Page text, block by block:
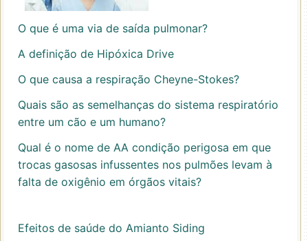
O que é uma via de saída pulmonar?
A definição de Hipóxica Drive
O que causa a respiração Cheyne-Stokes?
Quais são as semelhanças do sistema respiratório
entre um cão e um humano?
Qual é o nome de AA condição perigosa em que
trocas gasosas infussentes nos pulmões levam à
falta de oxigênio em órgãos vitais?
Efeitos de saúde do Amianto Siding